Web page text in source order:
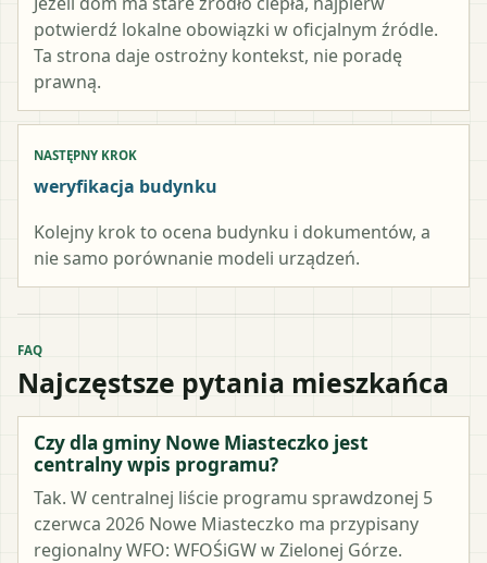
potwierdź lokalne obowiązki w oficjalnym źródle.
Ta strona daje ostrożny kontekst, nie poradę
prawną.
NASTĘPNY KROK
weryfikacja budynku
Kolejny krok to ocena budynku i dokumentów, a
nie samo porównanie modeli urządzeń.
FAQ
Najczęstsze pytania mieszkańca
Czy dla gminy Nowe Miasteczko jest
centralny wpis programu?
Tak. W centralnej liście programu sprawdzonej 5
czerwca 2026 Nowe Miasteczko ma przypisany
regionalny WFO: WFOŚiGW w Zielonej Górze.